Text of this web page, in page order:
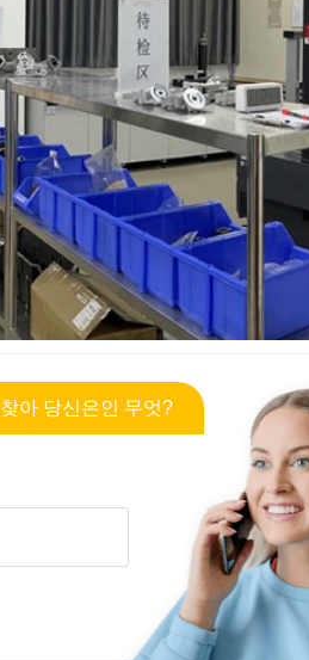
찾아 당신은인 무엇?